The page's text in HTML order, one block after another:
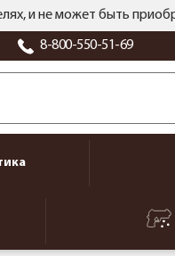
и не может быть
8-800-550-51-69